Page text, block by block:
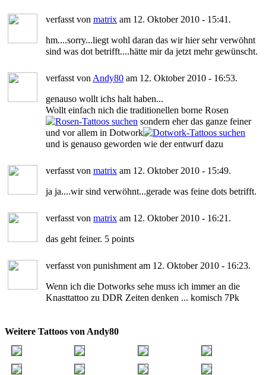
verfasst von matrix am 12. Oktober 2010 - 15:41.
hm....sorry...liegt wohl daran das wir hier sehr verwöhnt
sind was dot betrifft....hätte mir da jetzt mehr gewünscht.
verfasst von Andy80 am 12. Oktober 2010 - 16:53.
genauso wollt ichs halt haben...
Wollt einfach nich die traditionellen borne Rosen
sondern eher das ganze feiner
und vor allem in Dotwork
und is genauso geworden wie der entwurf dazu
verfasst von matrix am 12. Oktober 2010 - 15:49.
ja ja....wir sind verwöhnt...gerade was feine dots betrifft.
verfasst von matrix am 12. Oktober 2010 - 16:21.
das geht feiner. 5 points
verfasst von punishment am 12. Oktober 2010 - 16:23.
Wenn ich die Dotworks sehe muss ich immer an die
Knasttattoo zu DDR Zeiten denken ... komisch 7Pk
Weitere Tattoos von Andy80